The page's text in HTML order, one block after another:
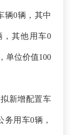
辆0辆，其中
，其他用车0
单位价值100
新增配置车
用车0辆，